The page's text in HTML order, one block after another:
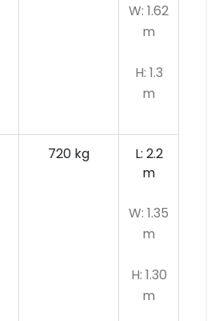
W: 1.62
m
H: 1.3
m
720 kg
L: 2.2
m
W: 1.35
m
H: 1.30
m